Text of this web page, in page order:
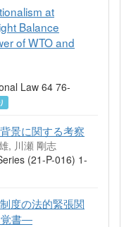
at
Balance
of WTO and
Law 64 76-
景に関する考察
, 川瀬 剛志
(21-P-016) 1-
度の法的緊張関
覚書―